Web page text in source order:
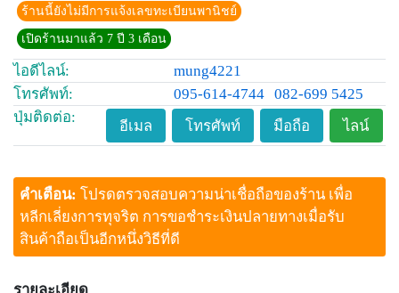
ร้านนี้ยังไม่มีการแจ้งเลขทะเบียนพานิชย์
เปิดร้านมาแล้ว 7 ปี 3 เดือน
ไอดีไลน์:
mung4221
โทรศัพท์:
095-614-4744 082-699 5425
ปุ่มติดต่อ:
อีเมล โทรศัพท์ มือถือ ไลน์
คำเตือน: โปรดตรวจสอบความน่าเชื่อถือของร้าน เพื่อ
หลีกเลี่ยงการทุจริต การขอชำระเงินปลายทางเมื่อรับ
สินค้าถือเป็นอีกหนึ่งวิธีที่ดี